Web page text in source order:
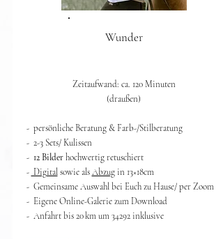
Wunder
Zeitaufwand: ca. 120 Minuten
(draußen)​
- persönliche Beratung & Farb-/Stilberatung
- 2-3 Sets/ Kulissen
- 12 Bilderhochwertig retuschiert
- Digitalsowie alsAbzugin 13×18cm
- Gemeinsame Auswahl bei Euch zu Hause/ per Zoom
- Eigene Online-Galerie zum Download
- Anfahrt bis 20 km um 34292 inklusive